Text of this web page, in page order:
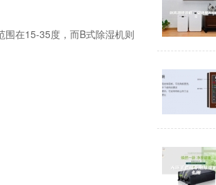
在15-35度，而B式除湿机则